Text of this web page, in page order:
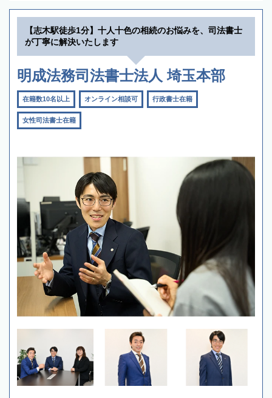
【志木駅徒歩1分】十人十色の相続のお悩みを、司法書士
が丁寧に解決いたします
明成法務司法書士法人 埼玉本部
在籍数10名以上 オンライン相談可 行政書士在籍
女性司法書士在籍